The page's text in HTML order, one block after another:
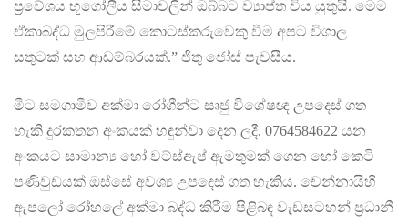
ප්‍රවේශය භූගෝලීය සීමාවලින් ඔබ්බට ව්‍යාප්ත විය යුතුයි. මෙම
ඒකාබද්ධ මුලපිරීමේ කොටස්කරුවෙකු වීම අපට විශාල
සතුටක් සහ ආඩම්බරයක්.” ජිතු ජෝස් පැවසීය.
මීට සමගාමීව අක්මා රෝගීන්ට සෘජු විශේෂඥ උපදෙස් ගත
හැකි දුරකතන අංකයක් හඳුන්වා දෙන ලදී. 0764584622 යන
අංකයට සාමාන්‍ය හෝ වට්ස්ඇප් ඇමතුමක් ගෙන හෝ කෙටි
පණිවුඩයක් ඔස්සේ අවශ්‍ය උපදෙස් ගත හැකිය. චෙන්නායිහි
ඇපලෝ රෝහලේ අක්මා බද්ධ කිරීම පිළිබඳ වැඩසටහන් ප්‍රධානී